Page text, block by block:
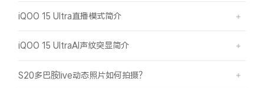
iQOO 15 Ultra直播模式简介
iQOO 15 UltraAI声纹突显简介
S20多巴胺live动态照片如何拍摄？